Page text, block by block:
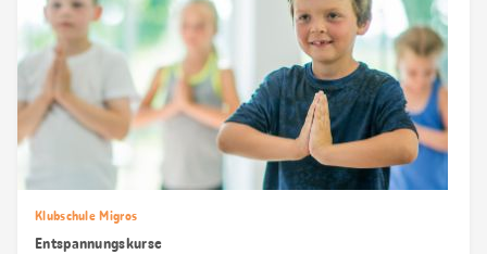
Klubschule Migros
Entspannungskurse